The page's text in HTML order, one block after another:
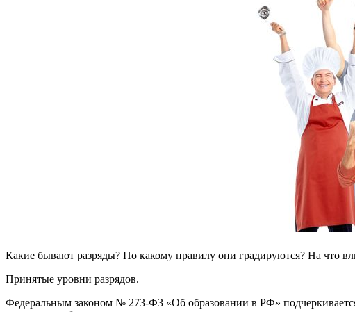
Какие бывают разряды? По какому правилу они градируются? На что
Принятые уровни разрядов.
Федеральным законом № 273-Ф3 «Об образовании в РФ»